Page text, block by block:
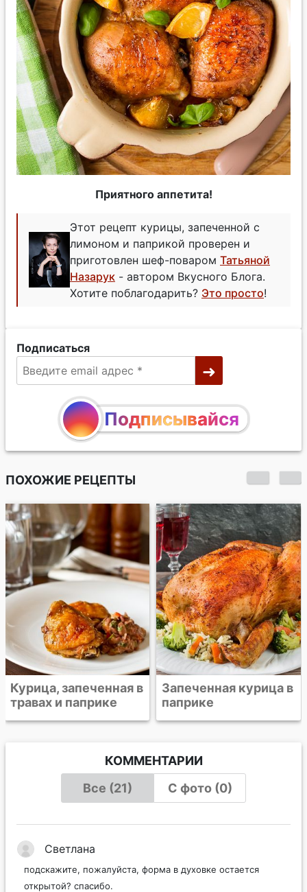
Приятного аппетита!
Этот рецепт курицы, запеченной с
лимоном и паприкой проверен и
приготовлен шеф-поваром Татьяной
Назарук - автором Вкусного Блога.
Хотите поблагодарить? Это просто!
Подписаться
Подписывайся
ПОХОЖИЕ РЕЦЕПТЫ
Запеченная курица в
паприке
Курица в лимонно-
медовом маринаде
КОММЕНТАРИИ
Все (21)
С фото (0)
Светлана
подскажите, пожалуйста, форма в духовке остается
открытой? спасибо.